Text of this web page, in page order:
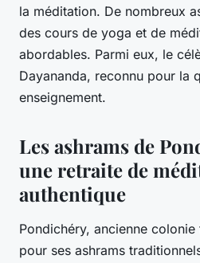
la méditation. De nombreux
des cours de yoga et de
abordables. Parmi eux, le
Dayananda, reconnu pour la
enseignement.
Les ashrams de
une retraite de
authentique
Pondichéry, ancienne
pour ses ashrams